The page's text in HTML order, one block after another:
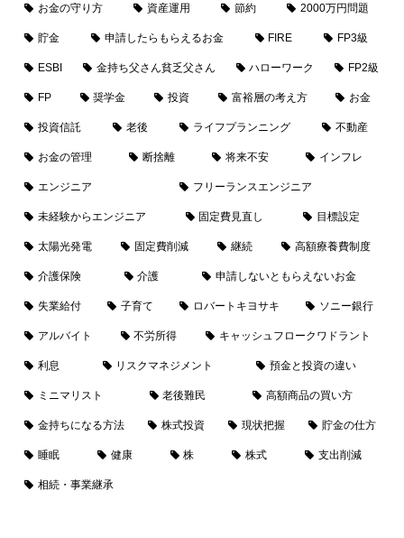
お金の守り方 資産運用 節約 2000万円問題
貯金 申請したらもらえるお金 FIRE FP3級
ESBI 金持ち父さん貧乏父さん ハローワーク FP2級
FP 奨学金 投資 富裕層の考え方 お金
投資信託 老後 ライフプランニング 不動産
お金の管理 断捨離 将来不安 インフレ
エンジニア フリーランスエンジニア
未経験からエンジニア 固定費見直し 目標設定
太陽光発電 固定費削減 継続 高額療養費制度
介護保険 介護 申請しないともらえないお金
失業給付 子育て ロバートキヨサキ ソニー銀行
アルバイト 不労所得 キャッシュフロークワドラント
利息 リスクマネジメント 預金と投資の違い
ミニマリスト 老後難民 高額商品の買い方
金持ちになる方法 株式投資 現状把握 貯金の仕方
睡眠 健康 株 株式 支出削減
相続・事業継承